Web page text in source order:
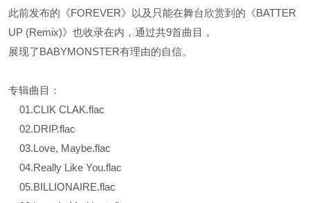
此前发布的《FOREVER》以及只能在舞台欣赏到的《BATTER
UP (Remix)》也收录在内，通过共9首曲目，
展现了BABYMONSTER有理由的自信。
专辑曲目：
01.CLIK CLAK.flac
02.DRIP.flac
03.Love, Maybe.flac
04.Really Like You.flac
05.BILLIONAIRE.flac